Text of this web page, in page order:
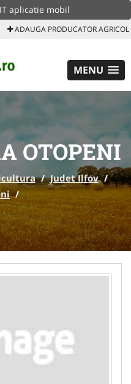
aplicatie mobil
ADAUGA PRODUCATOR AGRICOL
MENU
OTOPENI
/ Judet Ilfov /
/